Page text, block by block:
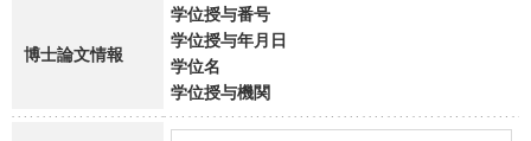
博士論文情報
学位授与番号
学位授与年月日
学位名
学位授与機関